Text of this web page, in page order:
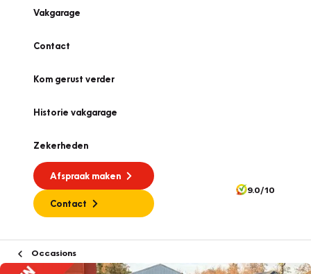
Vakgarage
Contact
Kom gerust verder
Historie vakgarage
Zekerheden
Afspraak maken
Contact
9.0/10
Occasions